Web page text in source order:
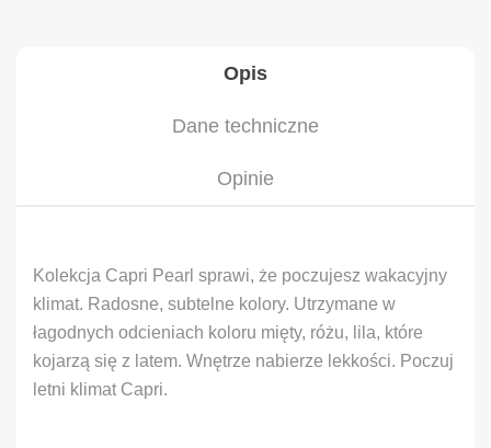
Opis
Dane techniczne
Opinie
Kolekcja Capri Pearl sprawi, że poczujesz wakacyjny
klimat. Radosne, subtelne kolory. Utrzymane w
łagodnych odcieniach koloru mięty, różu, lila, które
kojarzą się z latem. Wnętrze nabierze lekkości. Poczuj
letni klimat Capri.